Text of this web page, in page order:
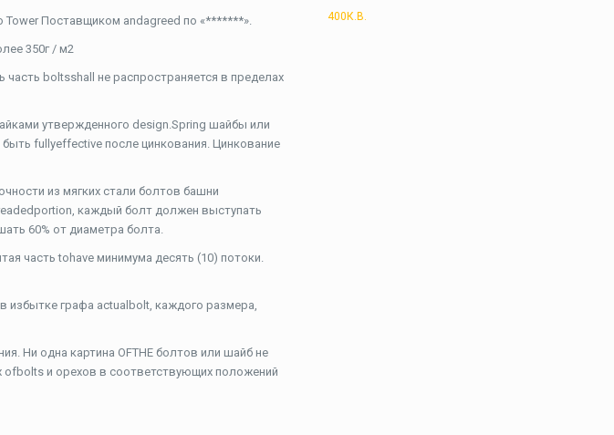
Tower Поставщиком andagreed по «*******».
350г / м2
boltsshall не распространяется в пределах
утвержденного design.Spring шайбы или
fullyeffective после цинкования. Цинкование
из мягких стали болтов башни
каждый болт должен выступать
60% от диаметра болта.
часть tohave минимума десять (10) потоки.
графа actualbolt, каждого размера,
Ни одна картина OFTHE болтов или шайб не
ofbolts и орехов в соответствующих положений
400К.В.